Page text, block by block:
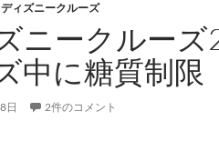
ディズニークルーズ
ニークルーズ
中に糖質制限
日 2件のコメント